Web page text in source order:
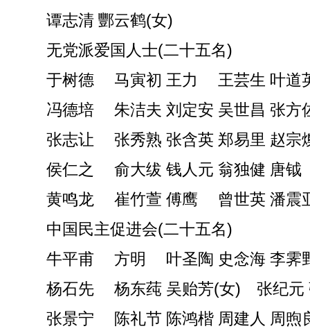
谭志清 酆云鹤(女)
无党派爱国人士(二十五名)
于树德 马寅初 王力 王芸生 叶道
冯德培 朱洁夫 刘定安 吴世昌 张方
张志让 张秀熟 张含英 郑易里 赵宗
侯仁之 俞大绂 钱人元 翁独健 唐钺
黄鸣龙 崔竹萱 傅鹰 曾世英 潘震
中国民主促进会(二十五名)
牛平甫 方明 叶圣陶 史念海 李霁
杨石先 杨东莼 吴贻芳(女) 张纪元
张景宁 陈礼节 陈鸿楷 周建人 周煦